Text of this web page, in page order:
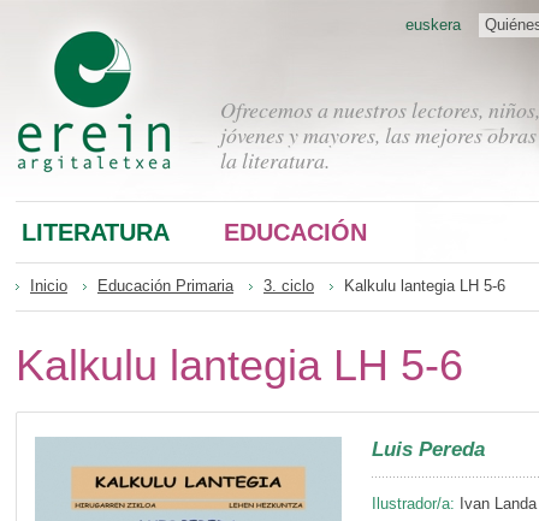
Ofrecemos a nuestros lectores, niños,
jóvenes y mayores, las mejores
la literatura.
euskera
LITERATURA EDUCACIÓN
Inicio Educación Primaria 3. ciclo Kalkulu lantegia LH 5-6
Kalkulu lantegia LH 5-6
Luis Pereda
Ilustrador/a: Ivan Landa